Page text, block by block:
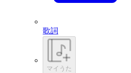
歌詞
マイうた